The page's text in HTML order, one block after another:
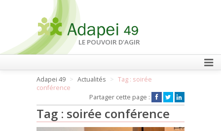
LE POUVOIR D'AGIR
FAIRE UN DON
Adapei 49 Actualités
Tag : soirée
conférence
Partager cette page :
Tag : soirée conférence